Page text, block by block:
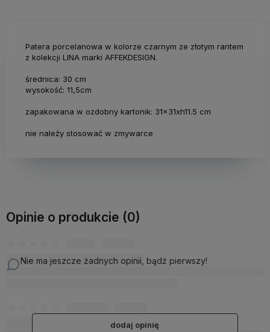
Patera porcelanowa w kolorze czarnym ze złotym rantem
z kolekcji LINA marki AFFEKDESIGN.
średnica: 30 cm
wysokość: 11,5cm
zapakowana w ozdobny kartonik: 31x31xh11.5 cm
nie należy stosować w zmywarce
Opinie o produkcie (0)
Nie ma jeszcze żadnych opinii, bądź pierwszy!
dodaj opinię